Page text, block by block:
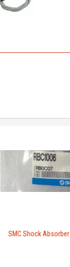
SMC Shock Absorber